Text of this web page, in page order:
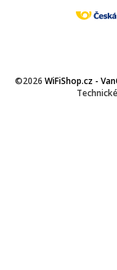
©2026 WiFiShop.cz -